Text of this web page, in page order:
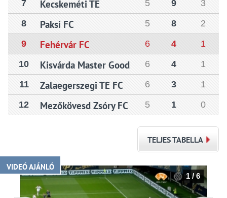
7 Kecskeméti TE 5 9
3
8
Paksi FC 5 8
2
9
Fehérvár FC 6 4
1
10
Kisvárda Master Good 6 4
1
11
Zalaegerszegi TE FC 6 3
1
12
Mezőkövesd Zsóry FC 5 1 0
TELJES TABELLA
VIDEÓ AJÁNLÓ
1 / 6